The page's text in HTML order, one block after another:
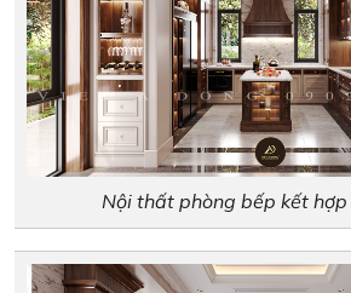
Nội thất phòng bếp kết